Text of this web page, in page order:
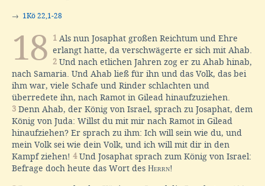
→ 1Kö 22,1-28
18 1 Als nun Josaphat großen Reichtum und Ehre
erlangt hatte, da verschwägerte er sich mit Ahab.
2 Und nach etlichen Jahren zog er zu Ahab hinab,
nach Samaria. Und Ahab ließ für ihn und das Volk, das bei
ihm war, viele Schafe und Rinder schlachten und
überredete ihn, nach Ramot in Gilead hinaufzuziehen.
3 Denn Ahab, der König von Israel, sprach zu Josaphat, dem
König von Juda: Willst du mit mir nach Ramot in Gilead
hinaufziehen? Er sprach zu ihm: Ich will sein wie du, und
mein Volk sei wie dein Volk, und ich will mit dir in den
Kampf ziehen! 4Und Josaphat sprach zum König von Israel:
Befrage doch heute das Wort des Herrn!